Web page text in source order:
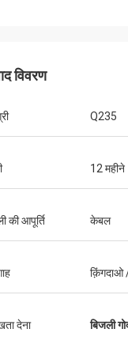
सेहान
ग्राहक हो सकता है!
विवरण
Q235
12 महीने
की आपूर्ति केबल
क़िंगदाओ
देना बिजली